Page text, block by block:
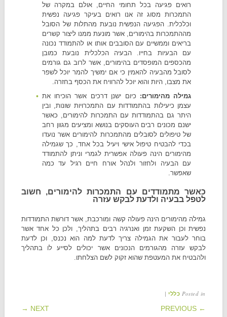
רואים פגיעה בכל תחומי החיים, אולם במקרה של
התמכרות מסוג זה אנו רואים בעיקר פגיעה נפשית
וכלכלית. הפגיעה הנפשית נובעת מהתלות של הסובל
מההתמכרות בהימורים, אשר מונעת ממנו ליצור קשרים
בריאים וממשיים עם הסובבים אותו או להתמודד נכונה
עם הבעיות בחייו. הבעיה הכלכלית נובעת כמובן
מהכספים המופסדים בהימורים, אשר לרוב גם גורמים
לסובל מהבעיה להאמין כי אם ימשיך להמר יוכל לשפר
את מצבו, היות והוא יוכל להרוויח את הכסף בחזרה.
גמילה מהימורים: כיום ישנן דרכים אשר הוכיחו את
עצמן כיעילות בהתמודדות עם התמכרויות שונות, ובין
היתר גם בהתמודדות עם התמכרות להימורים, כאשר
ישנם מכונים רבים העוסקים בנושא ומציעים מגוון רחב
של טיפולים לסובלים מהתמכרות להימורים אשר נועדו
בכדי להבטיח טיפול אישי ויעיל בכל אחד, כך שגמילה
מהימורים הינה פעולה אפשרית לגמרי וניתן להתמודד
עם הבעיה ולחזור ולנהל אורח חיים רגיל עד כמה
שאפשר.
כאשר מתמודדים עם התמכרות להימורים, חשוב
לטפל בבעיה ולדעת לבקש עזרה
גמילה מהימורים הינה פעולה קשה ומורכבת, אשר דורשת התמודדות
נפשית וכן השקעת זמן ואנרגיה רבים בתהליך, ולכן כל אחד אשר
בוחר לעבור את הגמילה צריך לדעת למה הוא נכנס, וכן לדעת
לבקש עזרה מהגורמים הנכונים אשר יכולים לסייע לו בתהליך
ולהבטיח את המעטפת שהוא זקוק לשם הצלחתו.
Posted in כללי |
POST NAVIGATION
← PREVIOUS
NEXT →